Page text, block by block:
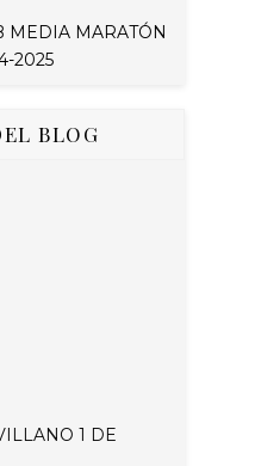
MEDIA MARATÓN
2025
BLOG
1 DE